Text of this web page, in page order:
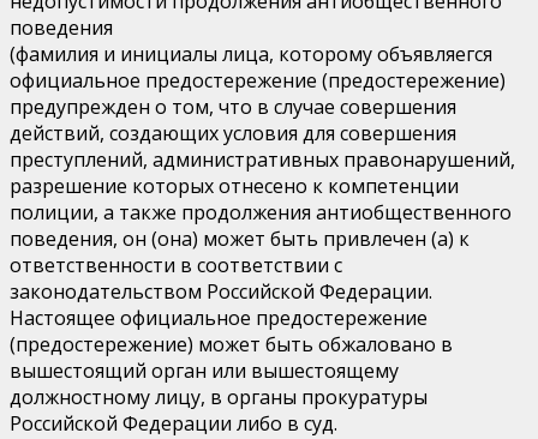
поведения
(фамилия и инициалы лица, которому объявляегся
официальное предостережение (предостережение)
предупрежден о том, что в случае совершения
действий, создающих условия для совершения
преступлений, административных правонарушений,
разрешение которых отнесено к компетенции
полиции, а также продолжения антиобщественного
поведения, он (она) может быть привлечен (а) к
ответственности в соответствии с
законодательством Российской Федерации.
Настоящее официальное предостережение
(предостережение) может быть обжаловано в
вышестоящий орган или вышестоящему
должностному лицу, в органы прокуратуры
Российской Федерации либо в суд.